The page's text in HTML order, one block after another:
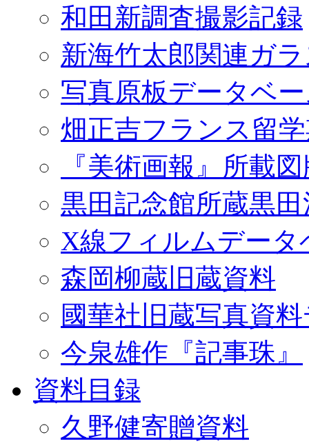
和田新調査撮影記録
新海竹太郎関連ガ
写真原板データベ
畑正吉フランス留
『美術画報』所載
黒田記念館所蔵黒
X線フィルムデータ
森岡柳蔵旧蔵資料
國華社旧蔵写真資
今泉雄作『記事珠』
資料目録
久野健寄贈資料